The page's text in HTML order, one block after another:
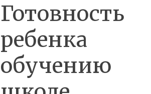
Готовность